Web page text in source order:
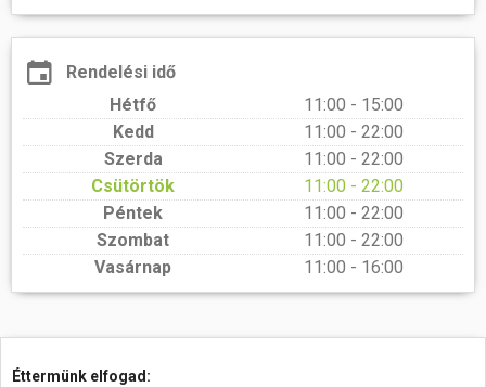
Rendelési idő
Hétfő
11:00 - 15:00
Kedd
11:00 - 22:00
Szerda
11:00 - 22:00
Csütörtök
11:00 - 22:00
Péntek
11:00 - 22:00
Szombat
11:00 - 22:00
Vasárnap
11:00 - 16:00
Éttermünk elfogad: